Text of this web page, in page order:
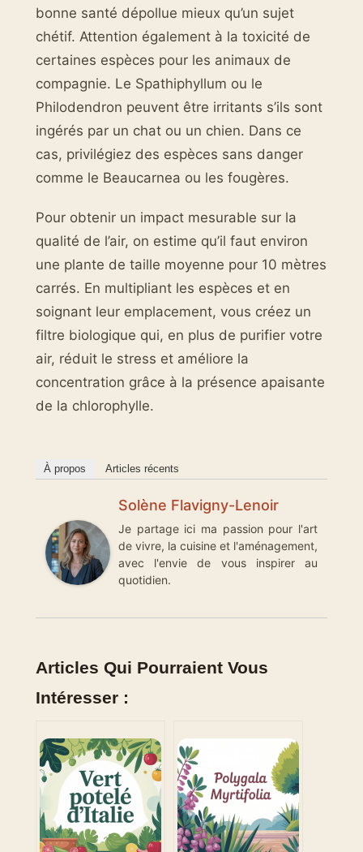
bonne santé dépollue mieux qu’un sujet
chétif. Attention également à la toxicité de
certaines espèces pour les animaux de
compagnie. Le Spathiphyllum ou le
Philodendron peuvent être irritants s’ils sont
ingérés par un chat ou un chien. Dans ce
cas, privilégiez des espèces sans danger
comme le Beaucarnea ou les fougères.
Pour obtenir un impact mesurable sur la
qualité de l’air, on estime qu’il faut environ
une plante de taille moyenne pour 10 mètres
carrés. En multipliant les espèces et en
soignant leur emplacement, vous créez un
filtre biologique qui, en plus de purifier votre
air, réduit le stress et améliore la
concentration grâce à la présence apaisante
de la chlorophylle.
À propos Articles récents
Solène Flavigny-Lenoir
Je partage ici ma passion pour l'art
de vivre, la cuisine et l'aménagement,
avec l'envie de vous inspirer au
quotidien.
Articles Qui Pourraient Vous
Intéresser :